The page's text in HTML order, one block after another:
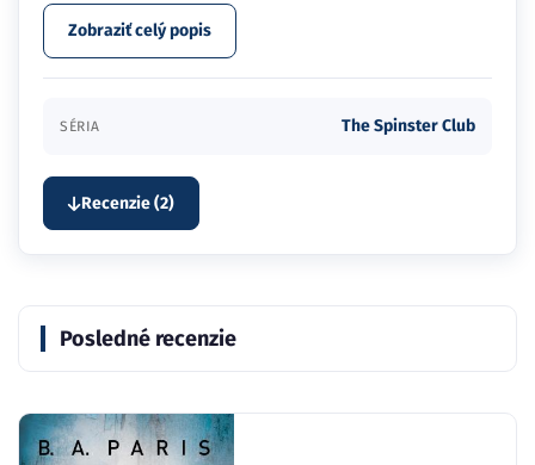
Zobraziť celý popis
SÉRIA The Spinster Club
Recenzie (2)
Posledné recenzie